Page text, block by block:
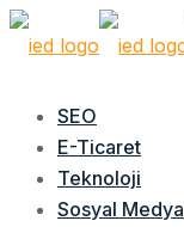
SEO
E-Ticaret
Teknoloji
Sosyal Medya